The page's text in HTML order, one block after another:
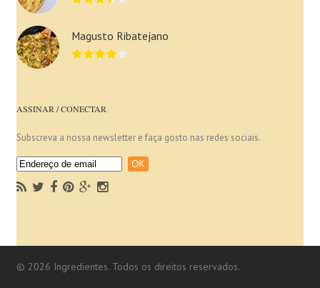
Magusto Ribatejano
ASSINAR / CONECTAR
Subscreva a nossa newsletter e faça gosto nas redes sociais.
© 2026 Ingredientes. Todos os direitos reservados.